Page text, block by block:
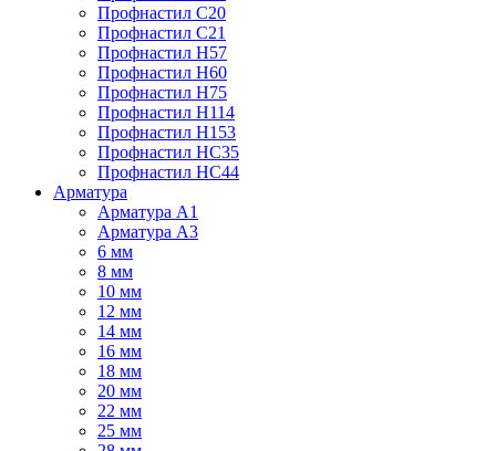
Профнастил С20
Профнастил С21
Профнастил Н57
Профнастил Н60
Профнастил Н75
Профнастил Н114
Профнастил Н153
Профнастил НС35
Профнастил НС44
Арматура
Арматура А1
Арматура А3
6 мм
8 мм
10 мм
12 мм
14 мм
16 мм
18 мм
20 мм
22 мм
25 мм